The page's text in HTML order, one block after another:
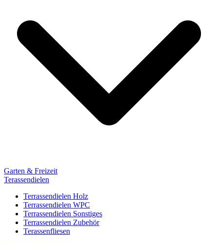
Garten & Freizeit
Terassendielen
Terrassendielen Holz
Terrassendielen WPC
Terrassendielen Sonstiges
Terrassendielen Zubehör
Terassenfliesen